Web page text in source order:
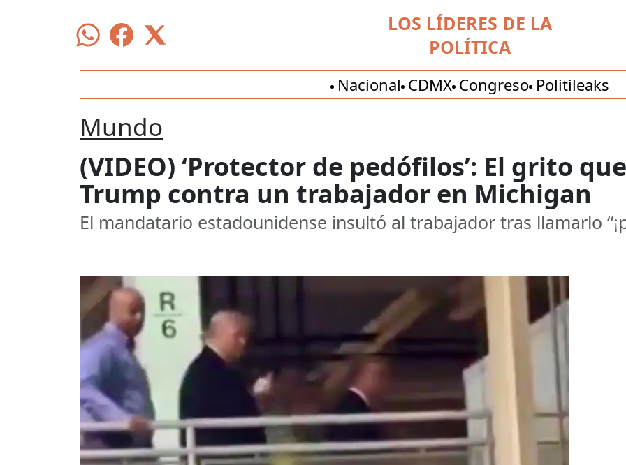
LOS LÍDERES DE LA
POLÍTICA
Nacional CDMX Congreso Politileaks
Mundo
(VIDEO) ‘Protector de pedófilos’: El grito
Trump contra un trabajador en Michigan
El mandatario estadounidense insultó al trabajador tras llamarlo